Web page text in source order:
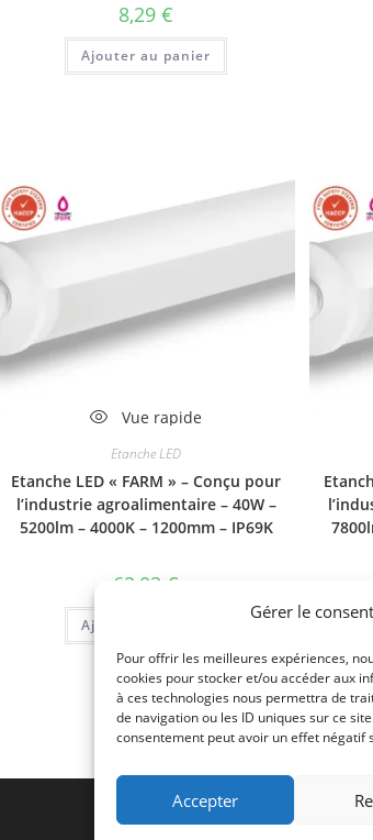
Gérer le
Pour offrir les meilleures expériences,
cookies pour stocker et/ou accéder aux
à ces technologies nous permettra de
de navigation ou les ID uniques sur ce
consentement peut avoir un effet
Accepter
8,29€
Ajouter au panier
Vue rapide
Etanche LED
Etanche LED « FARM » – Conçu pour
l’industrie agroalimentaire – 40W –
5200lm – 4000K – 1200mm – IP69K
62,03 €
Ajouter au panier